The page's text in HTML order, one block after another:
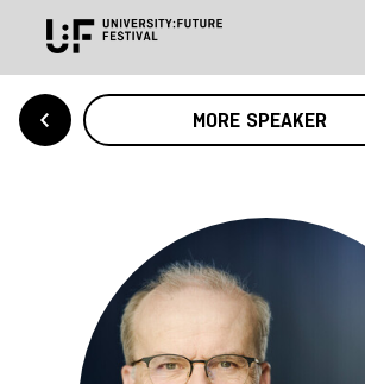
MORE SPEAKER